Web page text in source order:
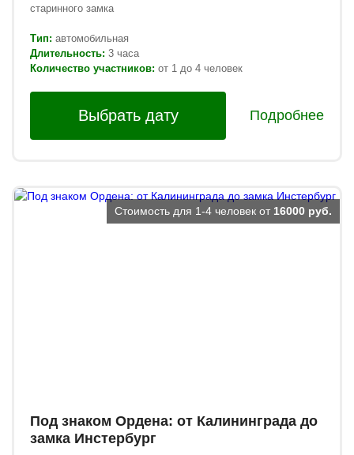
старинного замка
Тип: автомобильная
Длительность: 3 часа
Количество участников: от 1 до 4 человек
Выбрать дату Подробнее
Под знаком Ордена: от Калининграда до
замка Инстербург
Стоимость для 1-4 человек от 16000 руб.